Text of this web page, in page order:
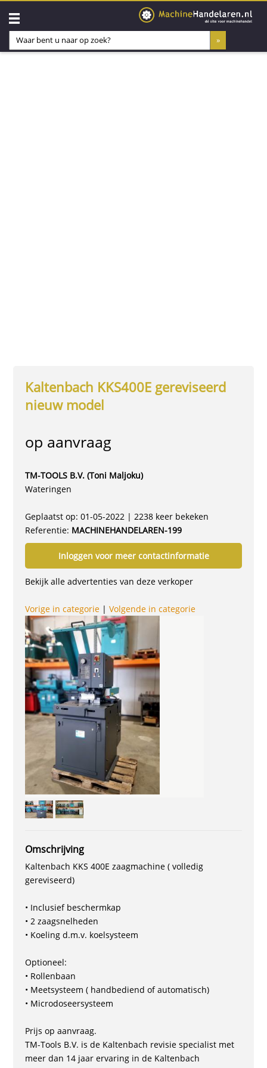
Kaltenbach KKS400E gereviseerd
nieuw model
op aanvraag
TM-TOOLS B.V. (Toni Maljoku)
Wateringen
Geplaatst op: 01-05-2022 | 2238 keer bekeken
Referentie: MACHINEHANDELAREN-199
Inloggen voor meer contactinformatie
Bekijk alle advertenties van deze verkoper
Vorige in categorie |Volgende in categorie
Omschrijving
Kaltenbach KKS 400E zaagmachine ( volledig
gereviseerd)
• Inclusief beschermkap
• 2 zaagsnelheden
• Koeling d.m.v. koelsysteem
Optioneel:
• Rollenbaan
• Meetsysteem ( handbediend of automatisch)
• Microdoseersysteem
Prijs op aanvraag.
TM-Tools B.V. is de Kaltenbach revisie specialist met
meer dan 14 jaar ervaring in de Kaltenbach